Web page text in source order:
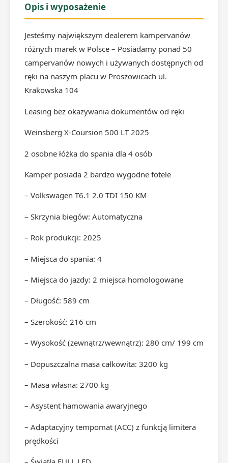
Opis i wyposażenie
Jesteśmy największym dealerem kampervanów
różnych marek w Polsce – Posiadamy ponad 50
campervanów nowych i używanych dostępnych od
ręki na naszym placu w Proszowicach ul.
Krakowska 104
Leasing bez okazywania dokumentów od ręki
Weinsberg X-Coursion 500 LT 2025
2 osobne łóżka do spania dla 4 osób
Kamper posiada 2 bardzo wygodne fotele
– Volkswagen T6.1 2.0 TDI 150 KM
– Skrzynia biegów: Automatyczna
– Rok produkcji: 2025
– Miejsca do spania: 4
– Miejsca do jazdy: 2 miejsca homologowane
– Długość: 589 cm
– Szerokość: 216 cm
– Wysokość (zewnątrz/wewnątrz): 280 cm/ 199 cm
– Dopuszczalna masa całkowita: 3200 kg
– Masa własna: 2700 kg
– Asystent hamowania awaryjnego
– Adaptacyjny tempomat (ACC) z funkcją limitera
prędkości